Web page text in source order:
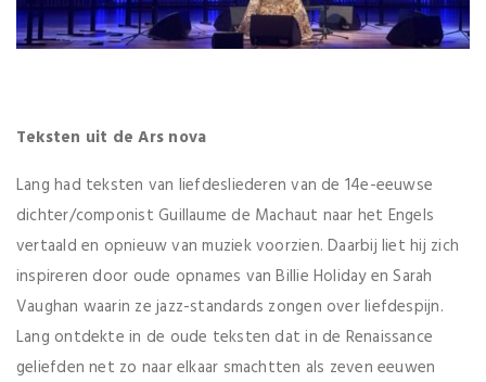
Teksten uit de Ars nova
Lang had teksten van liefdesliederen van de 14e-eeuwse
dichter/componist Guillaume de Machaut naar het Engels
vertaald en opnieuw van muziek voorzien. Daarbij liet hij zich
inspireren door oude opnames van Billie Holiday en Sarah
Vaughan waarin ze jazz-standards zongen over liefdespijn.
Lang ontdekte in de oude teksten dat in de Renaissance
geliefden net zo naar elkaar smachtten als zeven eeuwen